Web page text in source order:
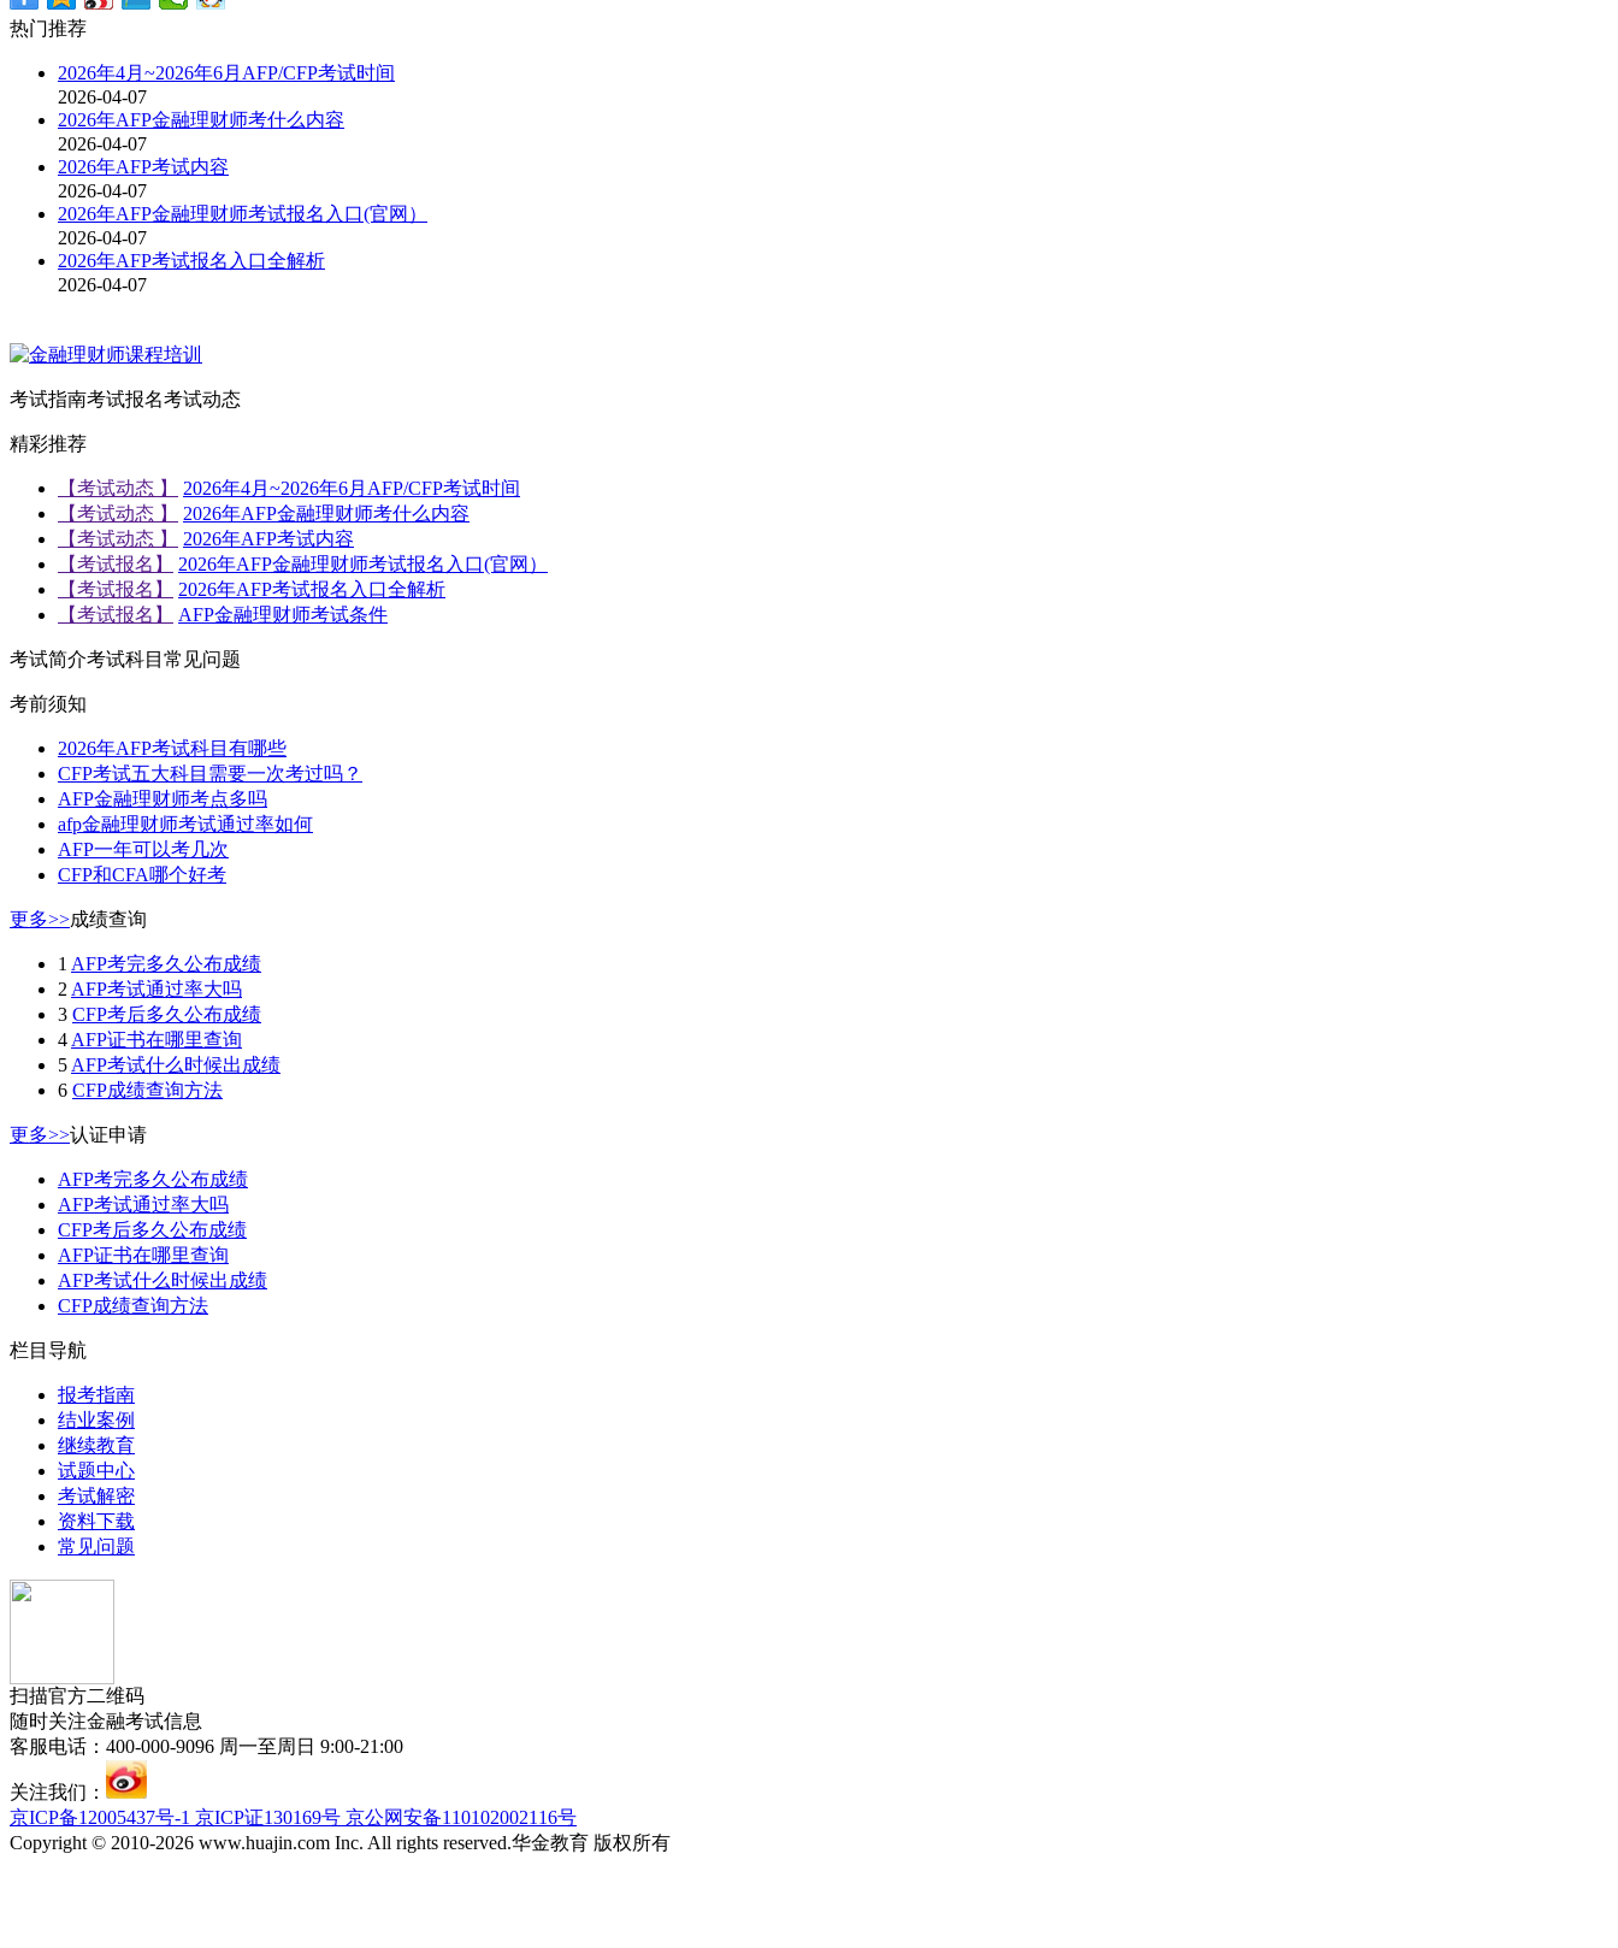
热门推荐
2026年4月~2026年6月AFP/CFP考试时间
2026-04-07
2026年AFP金融理财师考什么内容
2026-04-07
2026年AFP考试内容
2026-04-07
2026年AFP金融理财师考试报名入口(官网）
2026-04-07
2026年AFP考试报名入口全解析
2026-04-07
考试指南考试报名考试动态
精彩推荐
【考试动态 】
2026年4月~2026年6月AFP/CFP考试时间
【考试动态 】
2026年AFP金融理财师考什么内容
【考试动态 】
2026年AFP考试内容
【考试报名】
2026年AFP金融理财师考试报名入口(官网）
【考试报名】
2026年AFP考试报名入口全解析
【考试报名】
AFP金融理财师考试条件
考试简介考试科目 常见问题
考前须知
2026年AFP考试科目有哪些
CFP考试五大科目需要一次考过吗？
AFP金融理财师考点多吗
afp金融理财师考试通过率如何
AFP一年可以考几次
CFP和CFA哪个好考
更多>>成绩查询
1 AFP考完多久公布成绩
2 AFP考试通过率大吗
3 CFP考后多久公布成绩
4 AFP证书在哪里查询
5 AFP考试什么时候出成绩
6 CFP成绩查询方法
更多>>认证申请
AFP考完多久公布成绩
AFP考试通过率大吗
CFP考后多久公布成绩
AFP证书在哪里查询
AFP考试什么时候出成绩
CFP成绩查询方法
栏目导航
报考指南
结业案例
继续教育
试题中心
考试解密
资料下载
常见问题
扫描官方二维码
随时关注金融考试信息
客服电话：400-000-9096 周一至周日 9:00-21:00
关注我们：
京ICP备12005437号-1 京ICP证130169号 京公网安备110102002116号
Copyright © 2010-2026 www.huajin.com Inc. All rights reserved.华金教育 版权所有